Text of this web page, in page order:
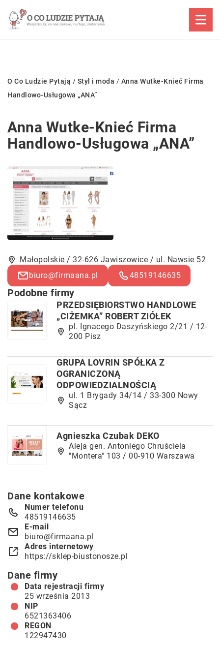
O Co Ludzie Pytają / Styl i moda / Anna Wutke-Knieć Firma
Handlowo-Usługowa „ANA”
Anna Wutke-Knieć Firma
Handlowo-Usługowa „ANA”
Małopolskie / 32-626 Jawiszowice / ul. Nawsie 52
biuro@firmaana.pl
48519146635
Podobne firmy
PRZEDSIĘBIORSTWO HANDLOWE
„CIŻEMKA” ROBERT ZIÓŁEK
pl. Ignacego Daszyńskiego 2/21 / 12-
200 Pisz
GRUPA LOVRIN SPÓŁKA Z
OGRANICZONĄ
ODPOWIEDZIALNOŚCIĄ
ul. 1 Brygady 34/14 / 33-300 Nowy
Sącz
Agnieszka Czubak DEKO
Aleja gen. Antoniego Chruściela
"Montera" 103 / 00-910 Warszawa
Dane kontakowe
Numer telefonu
48519146635
E-mail
biuro@firmaana.pl
Adres internetowy
https://sklep-biustonosze.pl
Dane firmy
Data rejestracji firmy
25 września 2013
NIP
6521363406
REGON
122947430